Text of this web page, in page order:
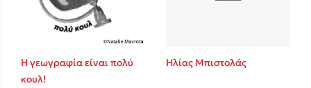
Η γεωγραφία είναι πολύ
κουλ!
Ηλίας Μπιστολάς